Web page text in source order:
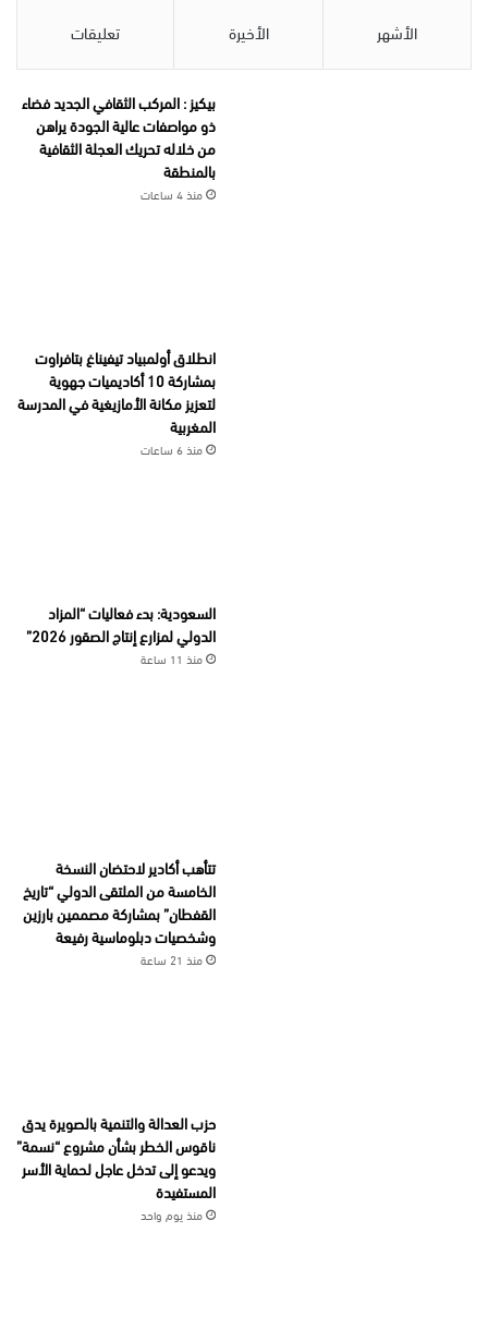
الأشهر الأخيرة تعليقات
بيكيز : المركب الثقافي الجديد فضاء
ذو مواصفات عالية الجودة يراهن
من خلاله تحريك العجلة الثقافية
بالمنطقة
منذ 4 ساعات
انطلاق أولمبياد تيفيناغ بتافراوت
بمشاركة 10 أكاديميات جهوية
لتعزيز مكانة الأمازيغية في المدرسة
المغربية
منذ 6 ساعات
السعودية: بدء فعاليات “المزاد
الدولي لمزارع إنتاج الصقور 2026”
منذ 11 ساعة
تتأهب أكادير لاحتضان النسخة
الخامسة من الملتقى الدولي “تاريخ
القفطان” بمشاركة مصممين بارزين
وشخصيات دبلوماسية رفيعة
منذ 21 ساعة
حزب العدالة والتنمية بالصويرة يدق
ناقوس الخطر بشأن مشروع “نسمة”
ويدعو إلى تدخل عاجل لحماية الأسر
المستفيدة
منذ يوم واحد